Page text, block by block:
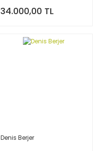
34.000,00 TL
Denis Berjer